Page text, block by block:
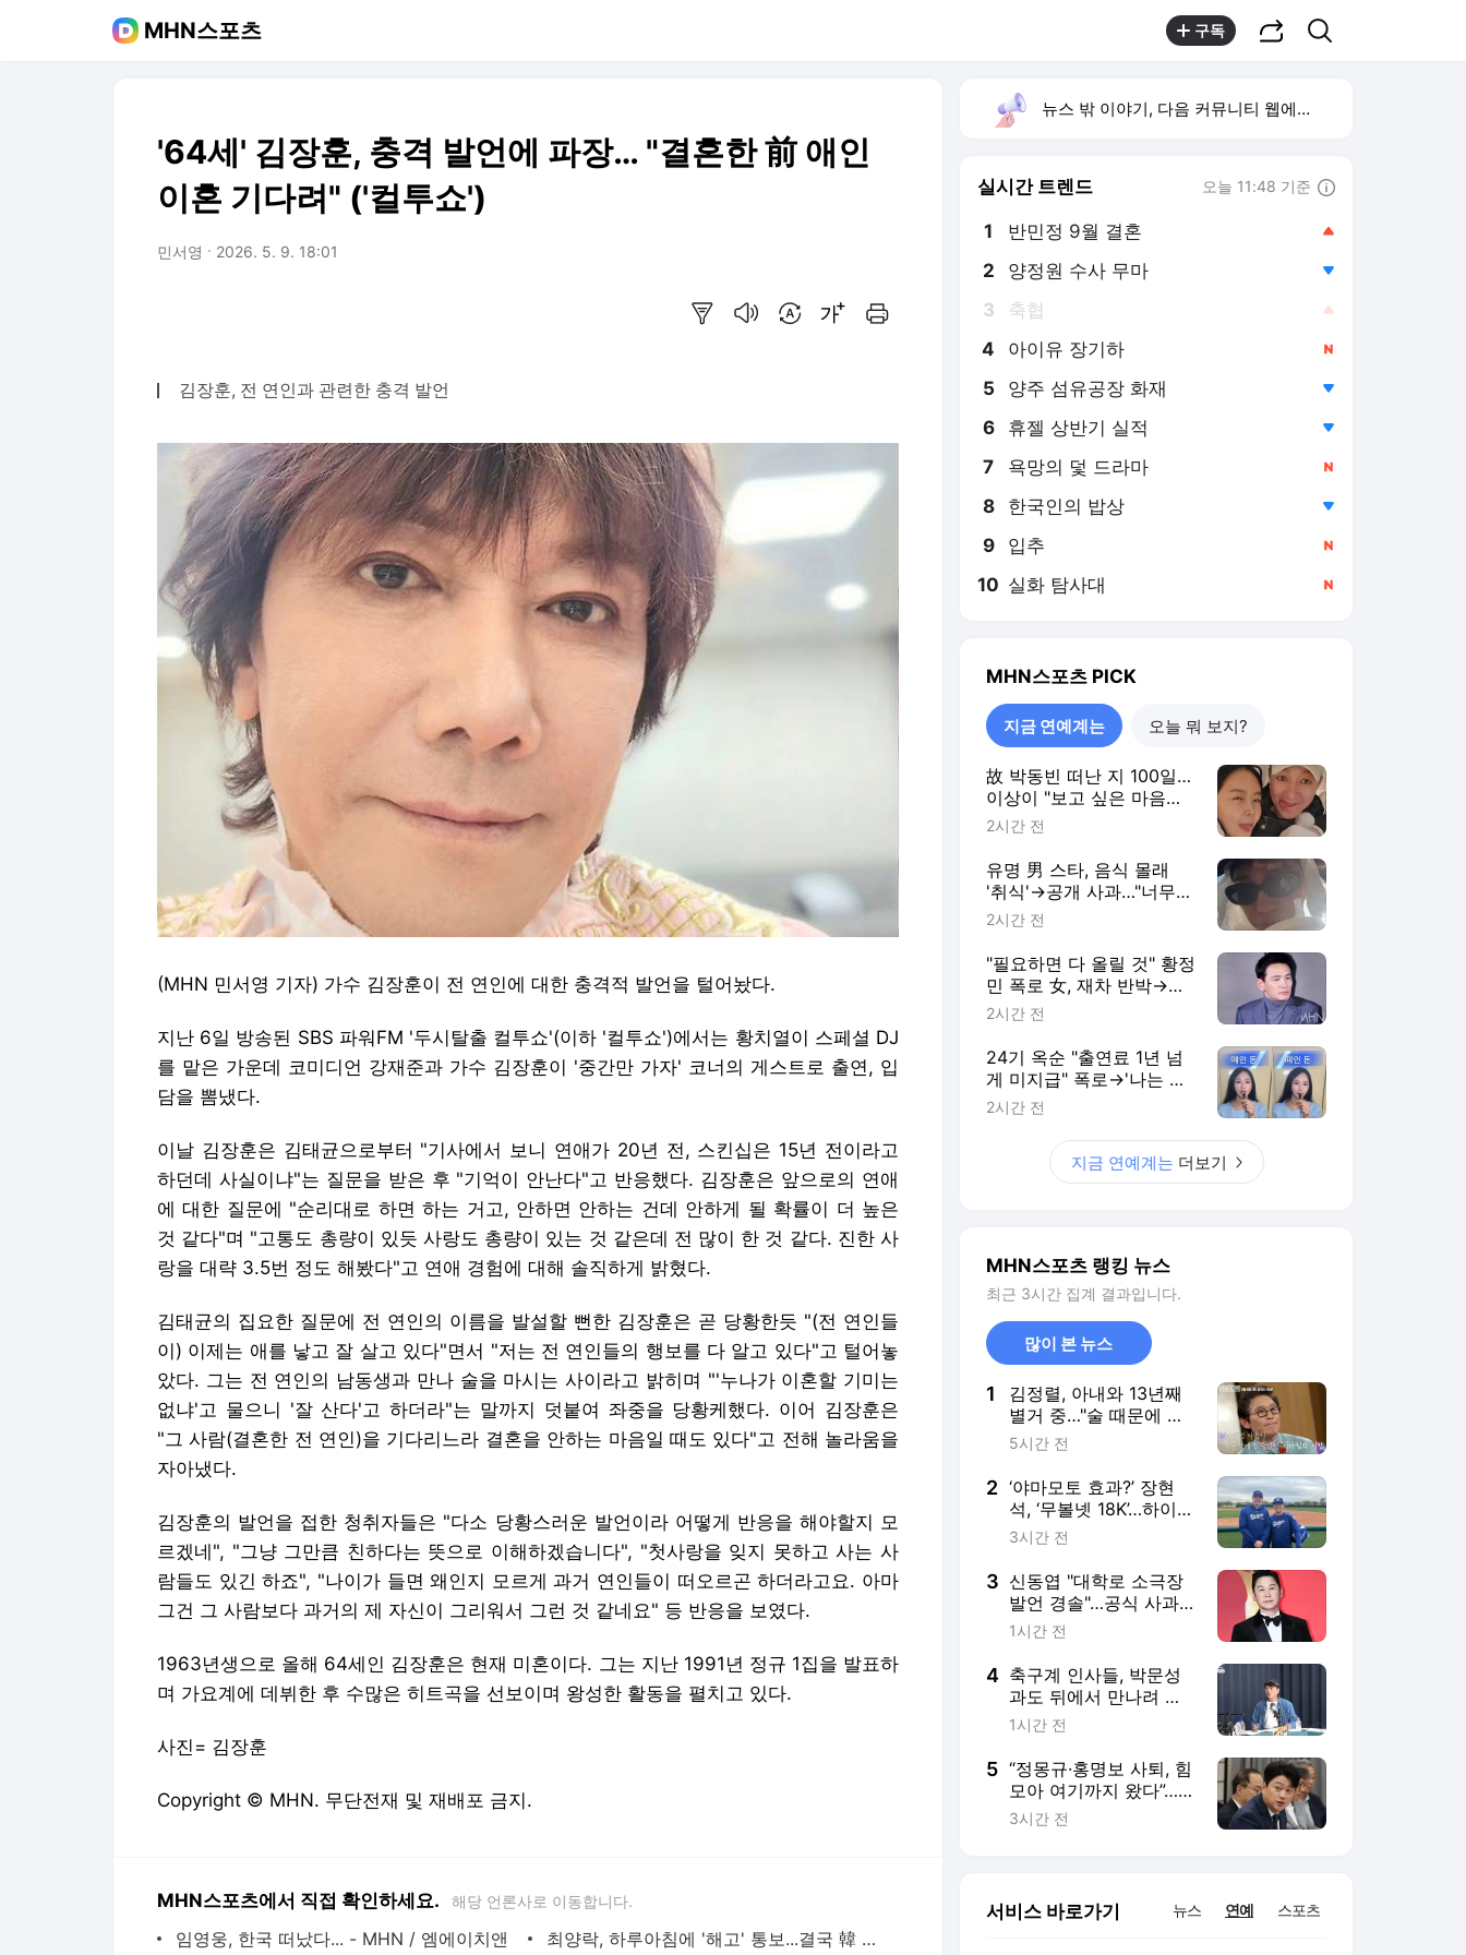
MHN스포츠 구독
'64세' 김장훈, 충격 발언에 파장… "결혼한 前 애인
이혼 기다려" ('컬투쇼')
민서영 2026. 5. 9. 18:01
김장훈, 전 연인과 관련한 충격 발언
(MHN 민서영 기자) 가수 김장훈이 전 연인에 대한 충격적 발언을 털어놨다.
지난 6일 방송된 SBS 파워FM '두시탈출 컬투쇼'(이하 '컬투쇼')에서는 황치열이 스페셜 DJ
를 맡은 가운데 코미디언 강재준과 가수 김장훈이 '중간만 가자' 코너의 게스트로 출연, 입
담을 뽐냈다.
이날 김장훈은 김태균으로부터 "기사에서 보니 연애가 20년 전, 스킨십은 15년 전이라고
하던데 사실이냐"는 질문을 받은 후 "기억이 안난다"고 반응했다. 김장훈은 앞으로의 연애
에 대한 질문에 "순리대로 하면 하는 거고, 안하면 안하는 건데 안하게 될 확률이 더 높은
것 같다"며 "고통도 총량이 있듯 사랑도 총량이 있는 것 같은데 전 많이 한 것 같다. 진한 사
랑을 대략 3.5번 정도 해봤다"고 연애 경험에 대해 솔직하게 밝혔다.
김태균의 집요한 질문에 전 연인의 이름을 발설할 뻔한 김장훈은 곧 당황한듯 "(전 연인들
이) 이제는 애를 낳고 잘 살고 있다"면서 "저는 전 연인들의 행보를 다 알고 있다"고 털어놓
았다. 그는 전 연인의 남동생과 만나 술을 마시는 사이라고 밝히며 "'누나가 이혼할 기미는
없냐'고 물으니 '잘 산다'고 하더라"는 말까지 덧붙여 좌중을 당황케했다. 이어 김장훈은
"그 사람(결혼한 전 연인)을 기다리느라 결혼을 안하는 마음일 때도 있다"고 전해 놀라움을
자아냈다.
김장훈의 발언을 접한 청취자들은 "다소 당황스러운 발언이라 어떻게 반응을 해야할지 모
르겠네", "그냥 그만큼 친하다는 뜻으로 이해하겠습니다", "첫사랑을 잊지 못하고 사는 사
람들도 있긴 하죠", "나이가 들면 왜인지 모르게 과거 연인들이 떠오르곤 하더라고요. 아마
그건 그 사람보다 과거의 제 자신이 그리워서 그런 것 같네요" 등 반응을 보였다.
1963년생으로 올해 64세인 김장훈은 현재 미혼이다. 그는 지난 1991년 정규 1집을 발표하
며 가요계에 데뷔한 후 수많은 히트곡을 선보이며 왕성한 활동을 펼치고 있다.
사진= 김장훈
Copyright © MHN. 무단전재 및 재배포 금지.
MHN스포츠에서 직접 확인하세요. 해당 언론사로 이동합니다.
임영웅, 한국 떠났다... - MHN / 엠에이치앤 최양락, 하루아침에 '해고' 통보...결국 韓 떠났다 - MHN / 엠에이치앤
뉴스 밖 이야기, 다음 커뮤니티 웹에서 보기
실시간 트렌드 오늘 11:48 기준
1 반민정 9월 결혼
2 양정원 수사 무마
3 축협
4 아이유 장기하
5 양주 섬유공장 화재
6 휴젤 상반기 실적
7 욕망의 덫 드라마
8 한국인의 밥상
9 입추
10 실화 탐사대
MHN스포츠 PICK
지금 연예계는 오늘 뭐 보지?
故 박동빈 떠난 지 100일…
이상이 "보고 싶은 마음은
그대로" [MHN:피드]
2시간 전
유명 男 스타, 음식 몰래
'취식'→공개 사과…"너무
부끄럽다, 죄송하다"
2시간 전
"필요하면 다 올릴 것" 황정
민 폭로 女, 재차 반박→녹
취 10시간·77통 녹음 언급
2시간 전
24기 옥순 "출연료 1년 넘
게 미지급" 폭로→'나는 솔
로' 측 "전액 지급 완료"
2시간 전
지금 연예계는 더보기
MHN스포츠 랭킹 뉴스
최근 3시간 집계 결과입니다.
많이 본 뉴스
1
김정렬, 아내와 13년째
별거 중…"술 때문에 도
저히 못 살겠다고" ('데
5시간 전
2 ‘야마모토 효과?’ 장현
석, ‘무볼넷 18K’…하이싱
글A 승격 후 2연승
3시간 전
3 신동엽 "대학로 소극장
발언 경솔"…공식 사과
[MHN:픽]
1시간 전
4 축구계 인사들, 박문성
과도 뒤에서 만나려 했
다…“그런 식으로 문제
1시간 전
5 “정몽규·홍명보 사퇴, 힘
모아 여기까지 왔다”…박
문성 “패배주의 빠져선
3시간 전
서비스 바로가기 뉴스 연예 스포츠